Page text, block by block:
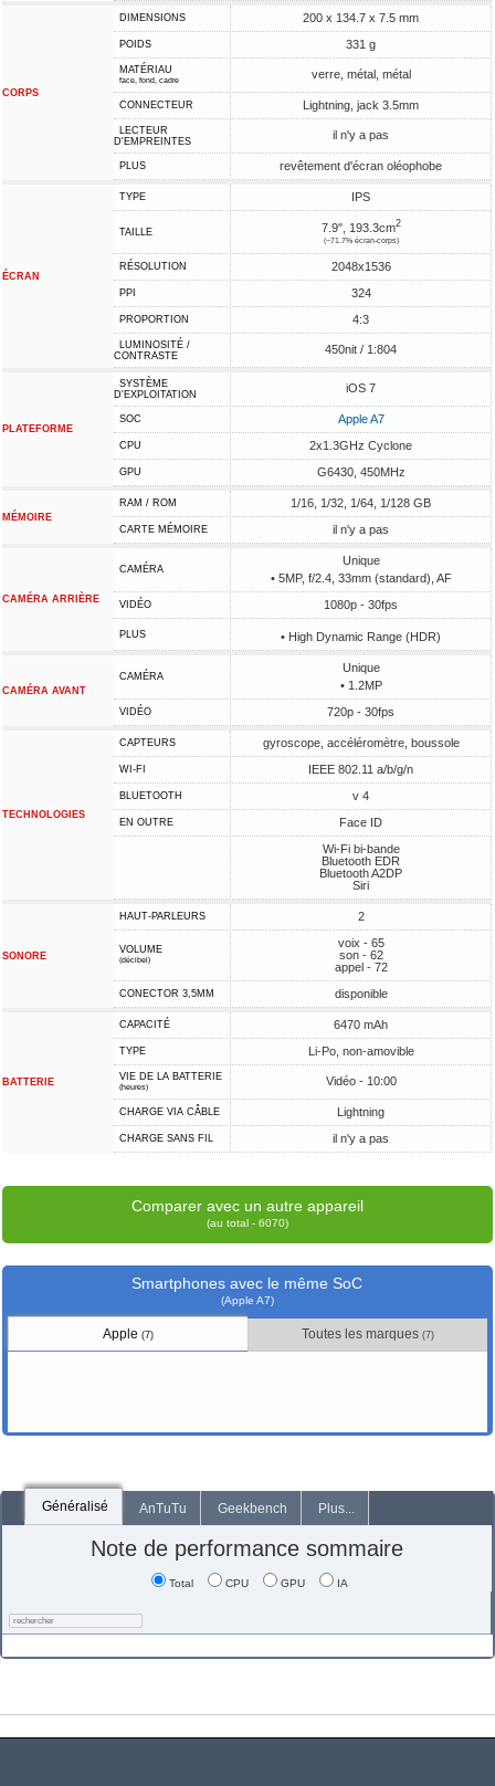
CORPS
DIMENSIONS 200 x 134.7 x 7.5 mm
POIDS 331 g
MATÉRIAU
face, fond, cadre verre, métal, métal
CONNECTEUR Lightning, jack 3.5mm
LECTEUR
D'EMPREINTES
il n'y a pas
PLUS revêtement d'écran oléophobe
ÉCRAN
TYPE IPS
TAILLE 7.9", 193.3cm2
(~71.7% écran-corps)
RÉSOLUTION 2048x1536
PPI 324
PROPORTION 4:3
LUMINOSITÉ /
CONTRASTE
450nit / 1:804
PLATEFORME
SYSTÈME
D'EXPLOITATION
iOS 7
SOC Apple A7
CPU 2x1.3GHz Cyclone
GPU G6430, 450MHz
MÉMOIRE
RAM / ROM 1/16, 1/32, 1/64, 1/128 GB
CARTE MÉMOIRE il n'y a pas
CAMÉRA ARRIÈRE
CAMÉRA
Unique
• 5MP, f/2.4, 33mm (standard), AF
VIDÉO 1080p - 30fps
PLUS • High Dynamic Range (HDR)
CAMÉRA AVANT
CAMÉRA
Unique
• 1.2MP
VIDÉO 720p - 30fps
TECHNOLOGIES
CAPTEURS gyroscope, accéléromètre, boussole
WI-FI IEEE 802.11 a/b/g/n
BLUETOOTH v 4
EN OUTRE
Face ID
Wi-Fi bi-bande
Bluetooth EDR
Bluetooth A2DP
Siri
SONORE
HAUT-PARLEURS 2
VOLUME
(décibel)
voix - 65
son - 62
appel - 72
CONECTOR 3,5MM disponible
BATTERIE
CAPACITÉ 6470 mAh
TYPE Li-Po, non-amovible
VIE DE LA BATTERIE
(heures) Vidéo - 10:00
CHARGE VIA CÂBLE Lightning
CHARGE SANS FIL il n'y a pas
Comparer avec un autre appareil
(au total - 6070)
Smartphones avec le même SoC
(Apple A7)
Apple (7) Toutes les marques (7)
Généralisé AnTuTu Geekbench Plus...
Note de performance sommaire
Total CPU GPU IA